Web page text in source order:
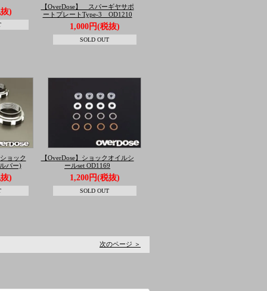
)
【OverDose】 スパーギヤサポ
ートプレートType-3 OD1210
1,000円(税抜)
SOLD OUT
ョック
バー)
)
【OverDose】ショックオイルシ
ールset OD1169
1,200円(税抜)
SOLD OUT
次のページ ＞